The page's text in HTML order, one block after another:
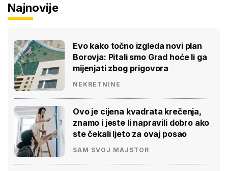
Najnovije
Evo kako točno izgleda novi plan
Borovja: Pitali smo Grad hoće li ga
mijenjati zbog prigovora
NEKRETNINE
Ovo je cijena kvadrata krečenja,
znamo i jeste li napravili dobro ako
ste čekali ljeto za ovaj posao
SAM SVOJ MAJSTOR